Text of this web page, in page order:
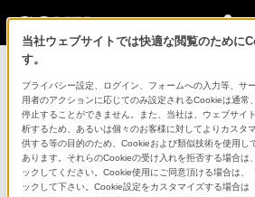
お詫び キャンペーン応
事象について
当社ウェブサイトでは快適な閲覧のために
す。
プライバシー設定、ログイン、フォームへの入力等、サ
用者のアクションに応じてのみ設定されるCookieは通常
停止することができません。また、当社は、ウェブサイ
析するため、あるいは個々のお客様に対してよりカスタ
供する等の目的のため、Cookieおよび類似技術を使用し
あります。それらのCookieの受け入れを拒否する場合は
ックしてください。Cookie使用にご同意頂ける場合は、
ックして下さい。Cookie設定をカスタマイズする場合は